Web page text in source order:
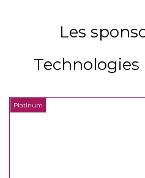
Les
Technologies
Platinum